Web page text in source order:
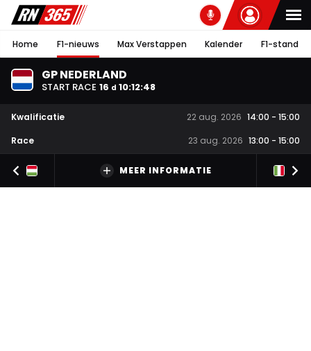
Home F1-nieuws Max Verstappen Kalender F1-stand
GP NEDERLAND
START RACE 16 d 10:12:47
Kwalificatie 22 aug. 2026 14:00 - 15:00
Race
23 aug. 2026 13:00 - 15:00
MEER INFORMATIE